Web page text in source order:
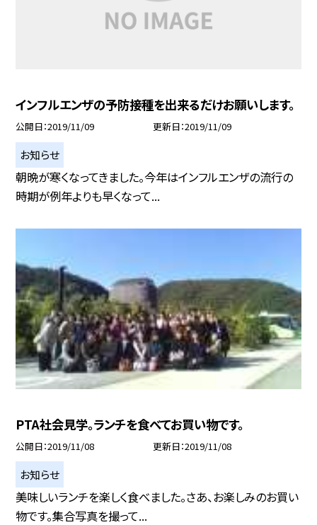
インフルエンザの予防接種を出来るだけお願いします。
公開日 2019/11/09 更新日 2019/11/09
お知らせ
朝晩が寒くなってきました。今年はインフルエンザの流行の
時期が例年よりも早くなって...
PTA社会見学。ランチを食べてお買い物です。
公開日 2019/11/08 更新日 2019/11/08
お知らせ
美味しいランチを楽しく食べました。さあ、お楽しみのお買い
物です。集合写真を撮って...